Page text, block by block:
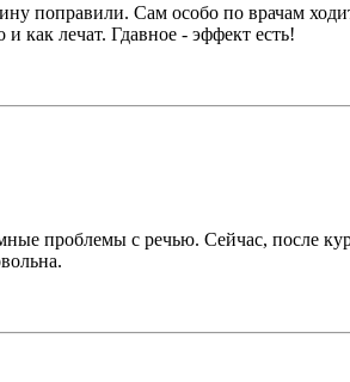
поправили. Сам особо по врачам
как лечат. Гдавное - эффект есть!
проблемы с речью. Сейчас, после